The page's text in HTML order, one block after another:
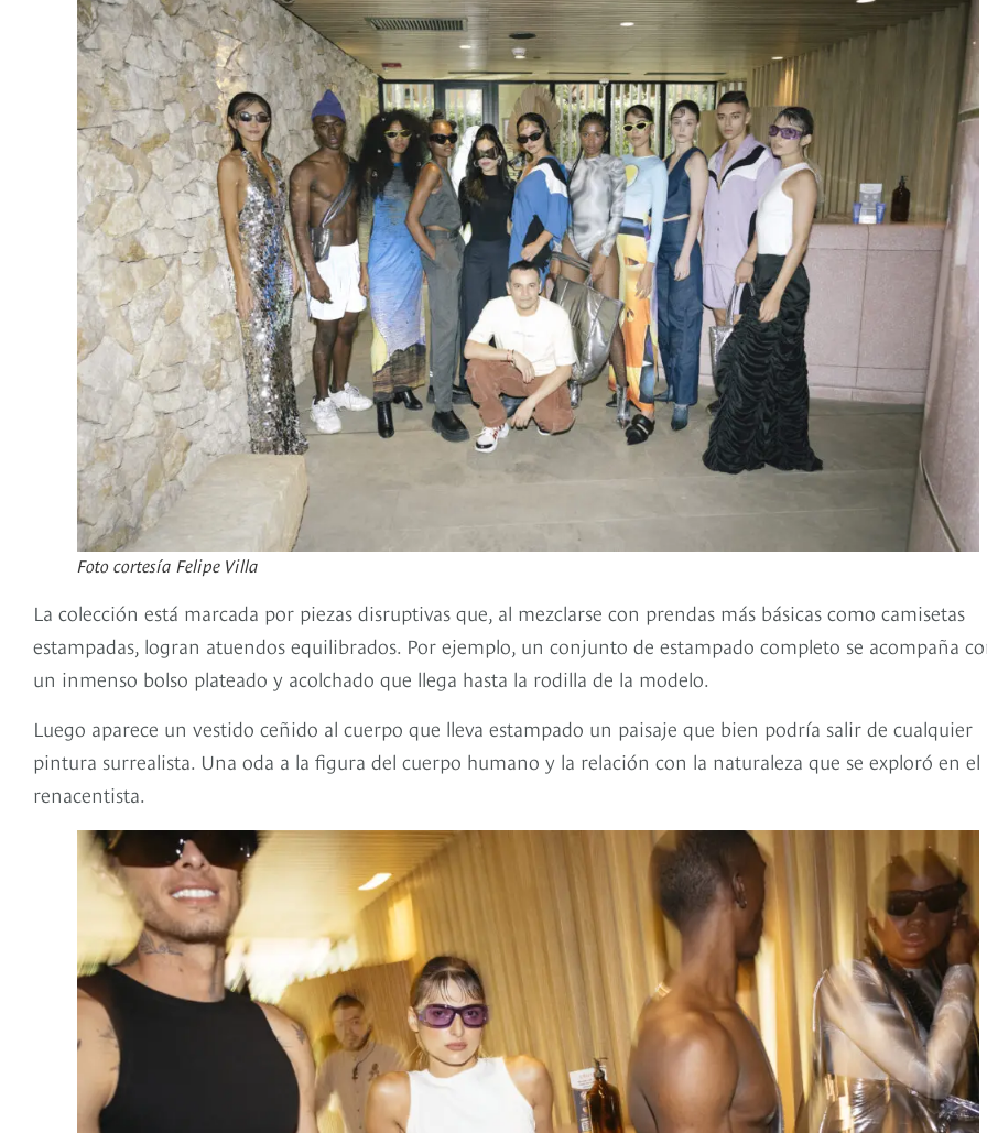
Foto cortesía Felipe Villa
La colección está marcada por piezas disruptivas que, al mezclarse con prendas más básicas como camisetas
estampadas, logran atuendos equilibrados. Por ejemplo, un conjunto de estampado completo se acompaña
un inmenso bolso plateado y acolchado que llega hasta la rodilla de la modelo.
Luego aparece un vestido ceñido al cuerpo que lleva estampado un paisaje que bien podría salir de cualquier
pintura surrealista. Una oda a la figura del cuerpo humano y la relación con la naturaleza que se exploró en el
renacentista.